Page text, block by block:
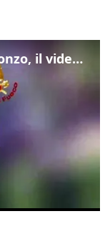
Frana lambisce le case di Auronzo, il video dall'elicottero dei vigili del fuoco